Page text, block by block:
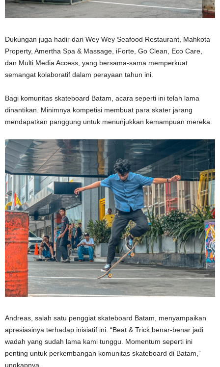
Dukungan juga hadir dari Wey Wey Seafood Restaurant, Mahkota
Property, Amertha Spa & Massage, iForte, Go Clean, Eco Care,
dan Multi Media Access, yang bersama-sama memperkuat
semangat kolaboratif dalam perayaan tahun ini.
Bagi komunitas skateboard Batam, acara seperti ini telah lama
dinantikan. Minimnya kompetisi membuat para skater jarang
mendapatkan panggung untuk menunjukkan kemampuan mereka.
Andreas, salah satu penggiat skateboard Batam, menyampaikan
apresiasinya terhadap inisiatif ini. “Beat & Trick benar-benar jadi
wadah yang sudah lama kami tunggu. Momentum seperti ini
penting untuk perkembangan komunitas skateboard di Batam,”
ungkapnya.